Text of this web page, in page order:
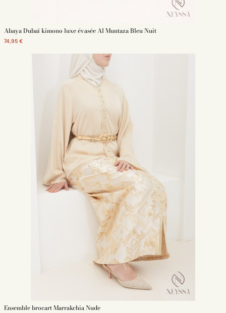
Abaya Dubaï kimono luxe évasée Al Muntaza Bleu Nuit
74,95 €
Ensemble brocart Marrakchia Nude